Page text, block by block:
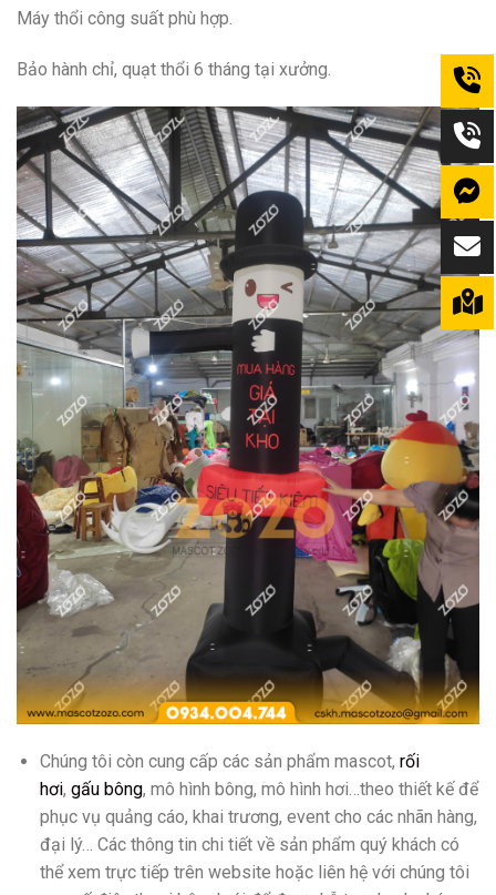
Máy thổi công suất phù hợp.
Bảo hành chỉ, quạt thổi 6 tháng tại xưởng.
Chúng tôi còn cung cấp các sản phẩm mascot, rối
hơi, gấu bông, mô hình bông, mô hình hơi…theo thiết kế để
phục vụ quảng cáo, khai trương, event cho các nhãn hàng,
đại lý… Các thông tin chi tiết về sản phẩm quý khách có
thể xem trực tiếp trên website hoặc liên hệ với chúng tôi